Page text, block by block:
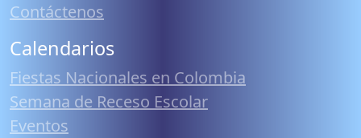
Contáctenos
Calendarios
Fiestas Nacionales en Colombia
Semana de Receso Escolar
Eventos